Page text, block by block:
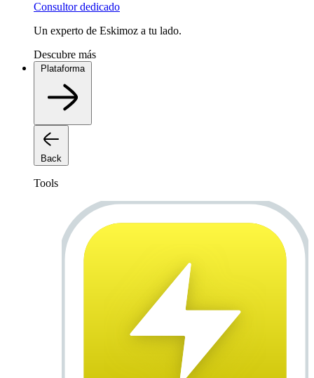
Consultor dedicado
Un experto de Eskimoz a tu lado.
Descubre más
Plataforma
Back
Tools